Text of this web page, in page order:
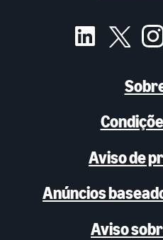
Aviso de
Anúncios
Aviso